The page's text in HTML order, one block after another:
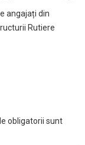
angajați din
Rutiere
obligatorii sunt